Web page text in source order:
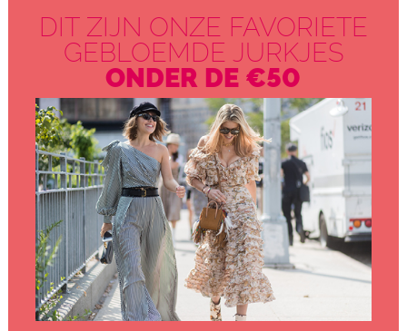
DIT ZIJN ONZE FAVORIETE
GEBLOEMDE JURKJES
ONDER DE €50